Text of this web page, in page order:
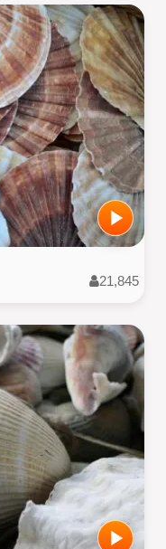
21,845